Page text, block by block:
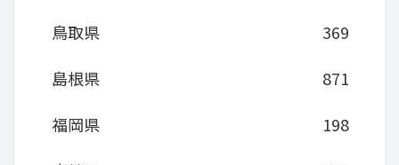
鳥取県
369
島根県
871
福岡県
198